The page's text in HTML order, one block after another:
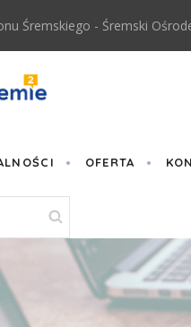
Śremskiego - Śremski
OFERTA